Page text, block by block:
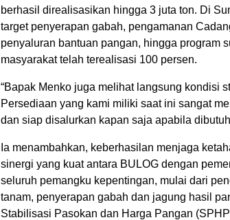
berhasil direalisasikan hingga 3 juta ton. Di
target penyerapan gabah, pengamanan
penyaluran bantuan pangan, hingga program
masyarakat telah terealisasi 100 persen.
“Bapak Menko juga melihat langsung kondisi
Persediaan yang kami miliki saat ini sangat
dan siap disalurkan kapan saja apabila
Ia menambahkan, keberhasilan menjaga
sinergi yang kuat antara BULOG dengan
seluruh pemangku kepentingan, mulai dari
tanam, penyerapan gabah dan jagung hasil
Stabilisasi Pasokan dan Harga Pangan